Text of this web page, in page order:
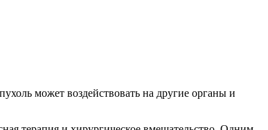
может воздействовать на другие органы и